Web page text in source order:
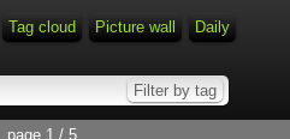
Tag cloud Picture wall Daily
page 1 / 5